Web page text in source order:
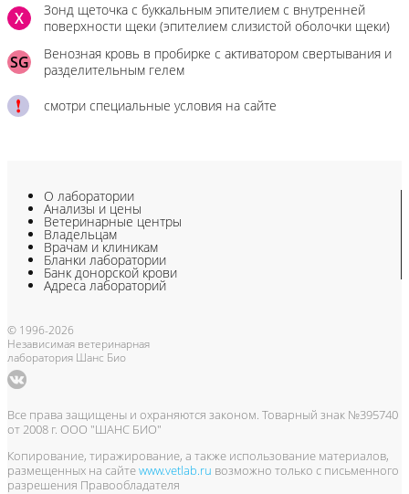
X
Зонд щеточка с буккальным эпителием с внутренней
поверхности щеки (эпителием слизистой оболочки щеки)
SG
Венозная кровь в пробирке с активатором свертывания и
разделительным гелем
смотри специальные условия на сайте
О лаборатории
Анализы и цены
Ветеринарные центры
Владельцам
Врачам и клиникам
Бланки лаборатории
Банк донорской крови
Адреса лабораторий
© 1996-2026
Независимая ветеринарная
лаборатория Шанс Био
Все права защищены и охраняются законом. Товарный знак №395740
от 2008 г. ООО "ШАНС БИО"
Копирование, тиражирование, а также использование материалов,
размещенных на сайтеwww.vetlab.ru возможно только с письменного
разрешения Правообладателя